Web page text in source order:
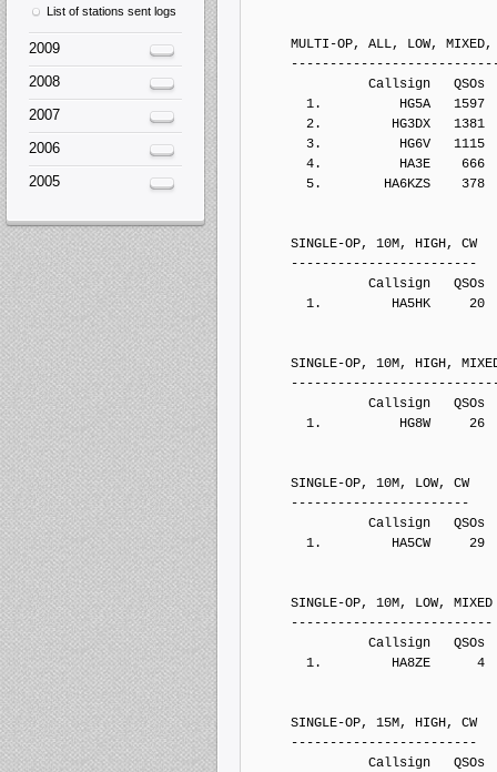
MULTI-OP, ALL, LOW, MIXED,
Callsign   QSOs  Points
1.          HG5A   1597
2.         HG3DX   1381
3.          HG6V   1115
4.          HA3E    666
5.        HA6KZS    378
SINGLE-OP, 10M, HIGH, CW
------------------------
Callsign   QSOs  Points
1.         HA5HK     20
SINGLE-OP, 10M, HIGH,
Callsign   QSOs  Points
1.          HG8W     26
SINGLE-OP, 10M, LOW, CW
-----------------------
Callsign   QSOs  Points
1.         HA5CW     29
SINGLE-OP, 10M, LOW, MIXED
--------------------------
Callsign   QSOs  Points
1.         HA8ZE      4
SINGLE-OP, 15M, HIGH, CW
------------------------
Callsign   QSOs  Points
List of stations sent logs
2009
2008
2007
2006
2005